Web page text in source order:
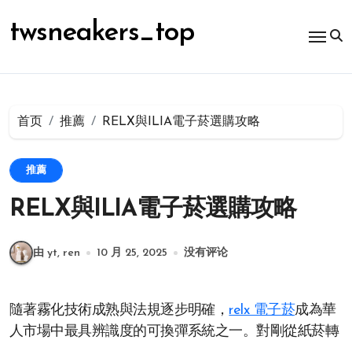
容
twsneakers_top
首页 推薦 RELX與ILIA電子菸選購攻略
推薦
RELX與ILIA電子菸選購攻略
由 yt, ren 10 月 25, 2025 没有评论
隨著霧化技術成熟與法規逐步明確， relx 電子菸成為華
人市場中最具辨識度的可換彈系統之一。對剛從紙菸轉